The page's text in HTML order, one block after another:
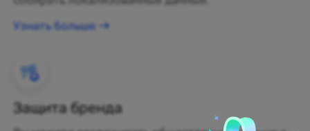
Узнать больше
Защита бренда